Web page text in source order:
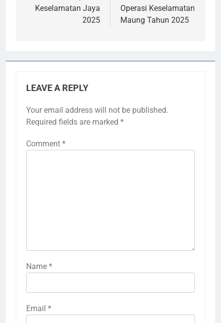
Keselamatan Jaya
2025
Operasi Keselamatan
Maung Tahun 2025
LEAVE A REPLY
Your email address will not be published.
Required fields are marked *
Comment *
Name *
Email *